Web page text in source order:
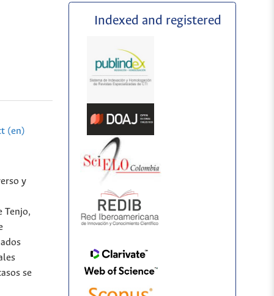
(en)
y
Tenjo,
se
Indexed and registered